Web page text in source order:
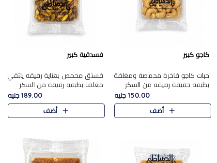
كاجو كبير
حبات كاجو فاخرة محمصة ومغلفة
بطبقة خفيفة رقيقه من السكر
المكرمل، تجمع بين توازن النعومة
زبدية غنية فاخرة والقرمشة
المرضية في حلوى شرقية بطاب..
150.00 جنيه
أضف
فسدقية كبير
فستق محمص بعناية رقيقه يلتقي
مغلف بطبقة رقيقة من السكر
المكرمل، ليقدم مذاقًا فاخرًا حلوي
شرقية فاخرة ونكهة غنية ناتي تميز
كل قطعة و قوام هش
189.00 جنيه
أضف